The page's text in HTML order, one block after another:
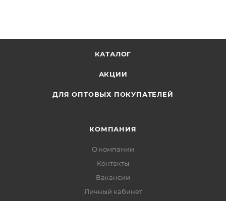
КАТАЛОГ
АКЦИИ
ДЛЯ ОПТОВЫХ ПОКУПАТЕЛЕЙ
КОМПАНИЯ
О компании
Контакты
Вакансии
Личный кабинет